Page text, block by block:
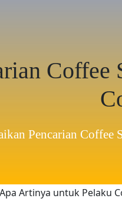
Pencarian Coffee